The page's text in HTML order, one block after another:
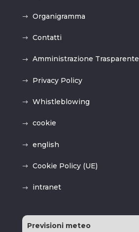
Organigramma
Contatti
Amministrazione Trasparente
Privacy Policy
Whistleblowing
cookie
english
Cookie Policy (UE)
intranet
Previsioni meteo